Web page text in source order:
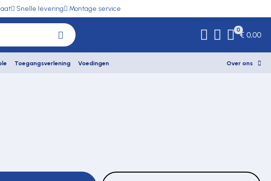
Snelle levering Montage service
0
€ 0,00
Toegangsverlening Voedingen Over ons